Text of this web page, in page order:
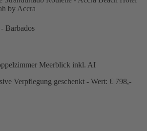
by Accra
Barbados
Meerblick inkl. AI
Verpflegung geschenkt - Wert: € 798,-